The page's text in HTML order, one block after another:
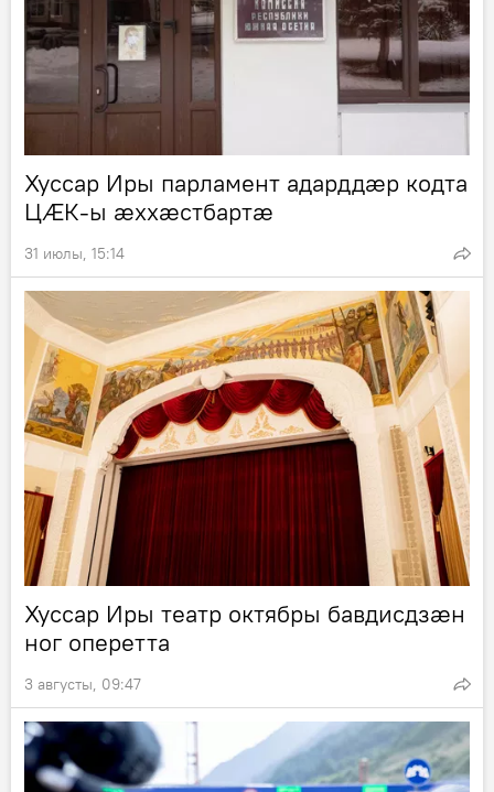
Хуссар Иры парламент адарддӕр кодта
ЦӔК-ы ӕххӕстбартӕ
31 июлы, 15:14
Хуссар Иры театр октябры бавдисдзӕн
ног оперетта
3 августы, 09:47